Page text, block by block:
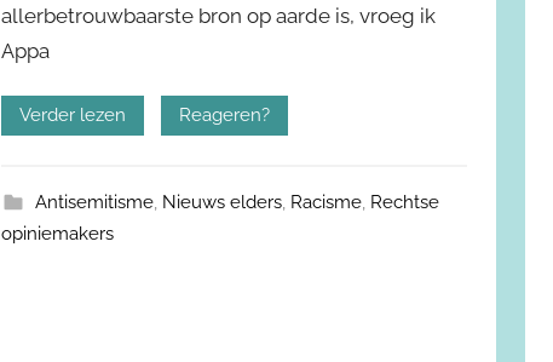
allerbetrouwbaarste bron op aarde is, vroeg ik
Appa
Verder lezen Reageren?
Antisemitisme, Nieuws elders, Racisme, Rechtse
opiniemakers